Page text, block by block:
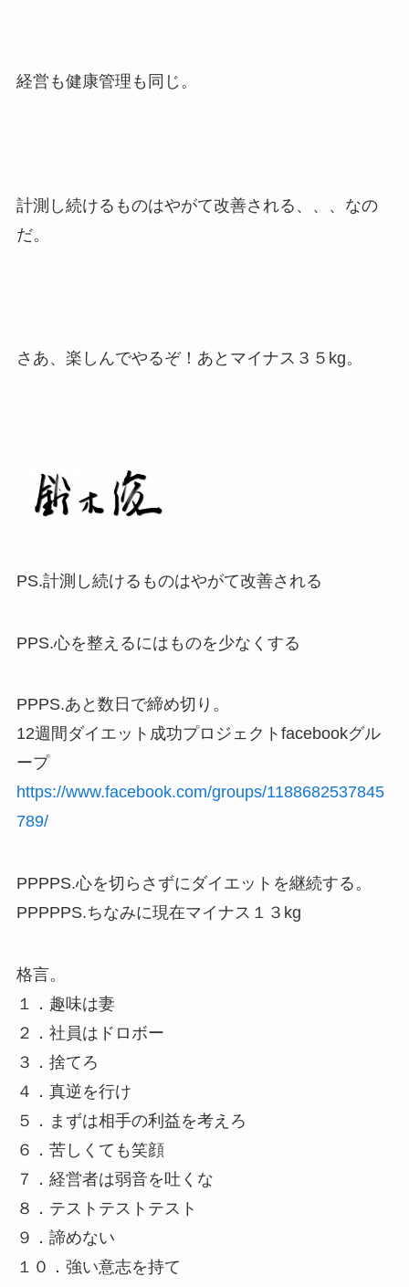
経営も健康管理も同じ。
計測し続けるものはやがて改善される、、、なの
だ。
さあ、楽しんでやるぞ！あとマイナス３５kg。
PS.計測し続けるものはやがて改善される
PPS.心を整えるにはものを少なくする
PPPS.あと数日で締め切り。
12週間ダイエット成功プロジェクトfacebookグル
ープ
https://www.facebook.com/groups/1188682537845
789/
PPPPS.心を切らさずにダイエットを継続する。
PPPPPS.ちなみに現在マイナス１３kg
格言。
１．趣味は妻
２．社員はドロボー
３．捨てろ
４．真逆を行け
５．まずは相手の利益を考えろ
６．苦しくても笑顔
７．経営者は弱音を吐くな
８．テストテストテスト
９．諦めない
１０．強い意志を持て